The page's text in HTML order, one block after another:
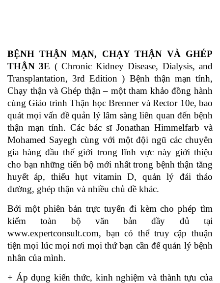
BỆNH THẬN MẠN, CHẠY THẬN VÀ GHÉP
THẬN 3E ( Chronic Kidney Disease, Dialysis, and
Transplantation, 3rd Edition ) Bệnh thận mạn tính,
Chạy thận và Ghép thận – một tham khảo đồng hành
cùng Giáo trình Thận học Brenner và Rector 10e, bao
quát mọi vấn đề quản lý lâm sàng liên quan đến bệnh
thận mạn tính. Các bác sĩ Jonathan Himmelfarb và
Mohamed Sayegh cùng với một đội ngũ các chuyên
gia hàng đầu thế giới trong lĩnh vực này giới thiệu
cho bạn những tiến bộ mới nhất trong bệnh thận tăng
huyết áp, thiếu hụt vitamin D, quản lý đái tháo
đường, ghép thận và nhiều chủ đề khác.
Bới một phiên bản trực tuyến đi kèm cho phép tìm
kiếm toàn bộ văn bản đầy đủ tại
www.expertconsult.com, bạn có thể truy cập thuận
tiện mọi lúc mọi nơi mọi thứ bạn cần để quản lý bệnh
nhân của mình.
+ Áp dụng kiến thức, kinh nghiệm và thành tựu của